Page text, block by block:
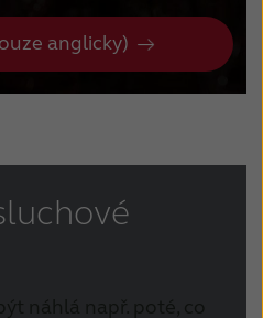
anglicky)
náhlá např. poté, co